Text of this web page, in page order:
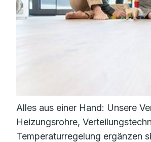
Alles aus einer Hand: Unsere
Heizungsrohre,
Temperaturregelung ergänzen